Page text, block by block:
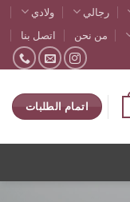
رجالي
ولادي
من نحن اتصل بنا
اتمام الطلبات